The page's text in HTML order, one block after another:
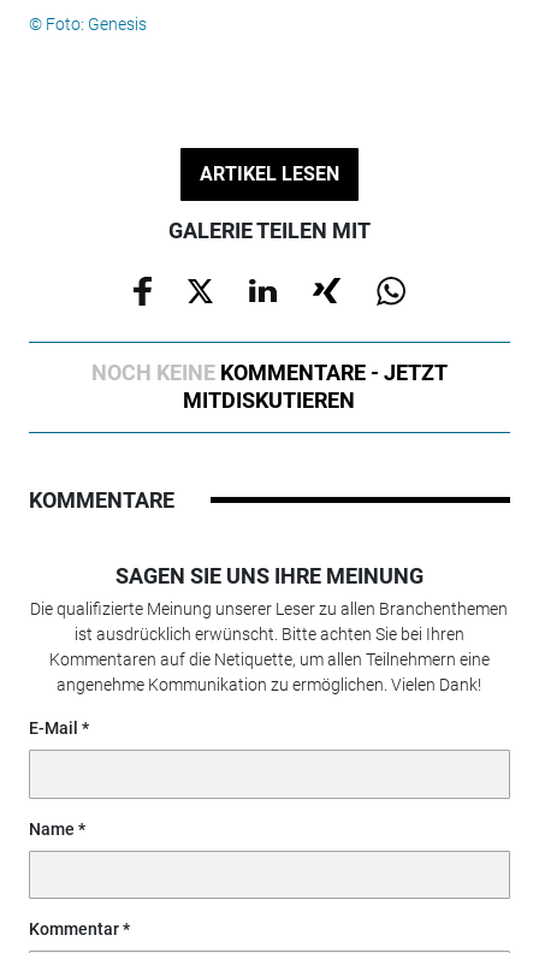
© Foto: Genesis
ARTIKEL LESEN
GALERIE TEILEN MIT
NOCH KEINE KOMMENTARE - JETZT
MITDISKUTIEREN
KOMMENTARE
SAGEN SIE UNS IHRE MEINUNG
Die qualifizierte Meinung unserer Leser zu allen Branchenthemen
ist ausdrücklich erwünscht. Bitte achten Sie bei Ihren
Kommentaren auf die Netiquette, um allen Teilnehmern eine
angenehme Kommunikation zu ermöglichen. Vielen Dank!
E-Mail
Name
Kommentar